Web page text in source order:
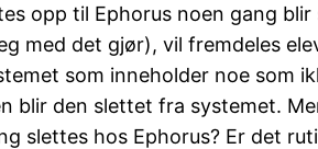
opp til Ephorus noen gang
med det gjør), vil fremdeles
som inneholder noe som
den slettet fra systemet.
slettes hos Ephorus? Er det